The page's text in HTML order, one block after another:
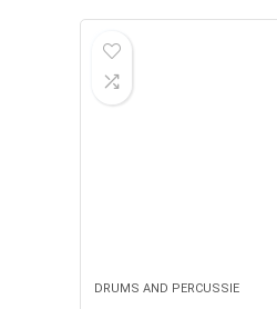
DRUMS AND PERCUSSIE